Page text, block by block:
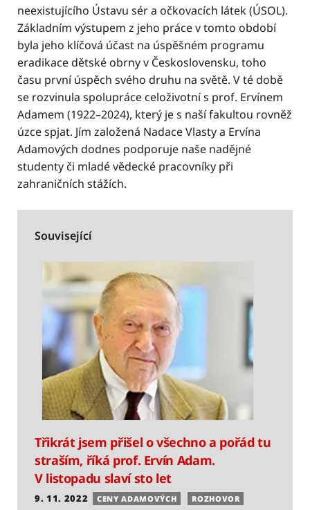
neexistujícího Ústavu sér a očkovacích látek (ÚSOL).
Základním výstupem z jeho práce v tomto období
byla jeho klíčová účast na úspěšném programu
eradikace dětské obrny v Československu, toho
času první úspěch svého druhu na světě. V té době
se rozvinula spolupráce celoživotní s prof. Ervínem
Adamem (1922–2024), který je s naší fakultou rovněž
úzce spjat. Jím založená Nadace Vlasty a Ervína
Adamových dodnes podporuje naše nadějné
studenty či mladé vědecké pracovníky při
zahraničních stážích.
Související
Třikrát jsem přišel o všechno a pořád tu
straším, říká prof. Ervín Adam.
V listopadu slaví sto let
9. 11. 2022 CENY ADAMOVÝCH ROZHOVOR